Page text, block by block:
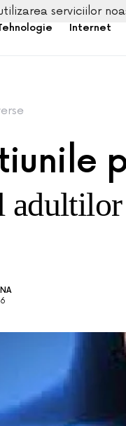
Internet
adultilor
serviciilor